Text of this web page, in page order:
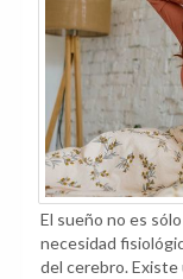
El sueño no es
necesidad
del cerebro.